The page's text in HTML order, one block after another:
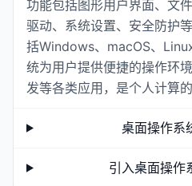
功能包括图形用户界面、文
驱动、系统设置、安全防护
括Windows、macOS、
统为用户提供便捷的操作环
发等各类应用，是个人计算的
桌面操作系
引入桌面操作